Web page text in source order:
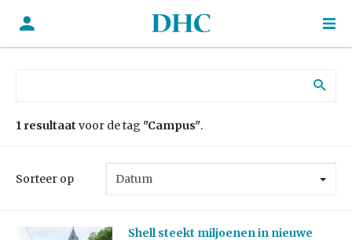
1 resultaat voor de tag "Campus".
Sorteer op
Shell steekt miljoenen in nieuwe